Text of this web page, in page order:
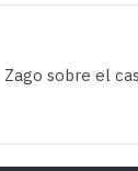
Zago sobre el